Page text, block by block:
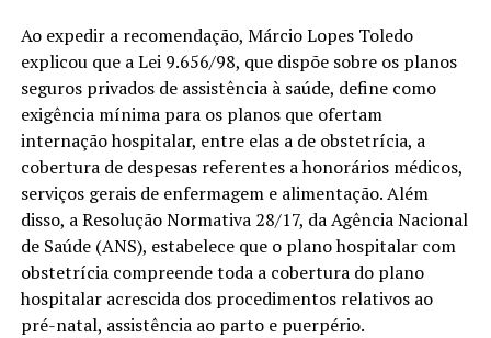
Ao expedir a recomendação, Márcio Lopes Toledo
explicou que a Lei 9.656/98, que dispõe sobre os planos
seguros privados de assistência à saúde, define como
exigência mínima para os planos que ofertam
internação hospitalar, entre elas a de obstetrícia, a
cobertura de despesas referentes a honorários médicos,
serviços gerais de enfermagem e alimentação. Além
disso, a Resolução Normativa 28/17, da Agência Nacional
de Saúde (ANS), estabelece que o plano hospitalar com
obstetrícia compreende toda a cobertura do plano
hospitalar acrescida dos procedimentos relativos ao
pré-natal, assistência ao parto e puerpério.